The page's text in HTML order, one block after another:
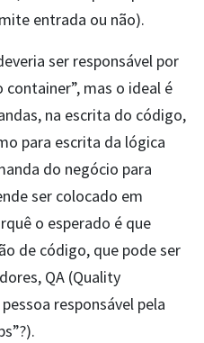
entrada ou não).
ser responsável por
mas o ideal é
na escrita do código,
para escrita da lógica
do negócio para
ser colocado em
o esperado é que
de código, que pode ser
QA (Quality
responsável pela